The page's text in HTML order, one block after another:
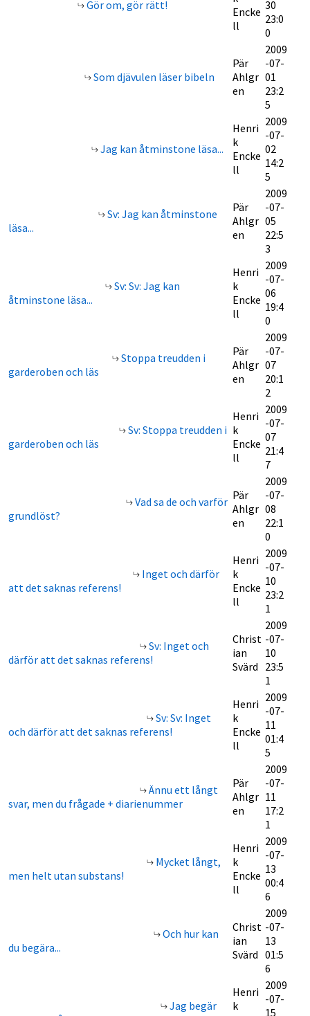
Gör om, gör rätt!
Encke
ll
30
23:0
0
Som djävulen läser bibeln
Pär
Ahlgr
en
2009
-07-
01
23:2
5
Jag kan åtminstone läsa...
Henri
k
Encke
ll
2009
-07-
02
14:2
5
Sv: Jag kan åtminstone
läsa...
Pär
Ahlgr
en
2009
-07-
05
22:5
3
Sv: Sv: Jag kan
åtminstone läsa...
Henri
k
Encke
ll
2009
-07-
06
19:4
0
Stoppa treudden i
garderoben och läs
Pär
Ahlgr
en
2009
-07-
07
20:1
2
Sv: Stoppa treudden i
garderoben och läs
Henri
k
Encke
ll
2009
-07-
07
21:4
7
Vad sa de och varför
grundlöst?
Pär
Ahlgr
en
2009
-07-
08
22:1
0
Inget och därför
att det saknas referens!
Henri
k
Encke
ll
2009
-07-
10
23:2
1
Sv: Inget och
därför att det saknas referens!
Christ
ian
Svärd
2009
-07-
10
23:5
1
Sv: Sv: Inget
och därför att det saknas referens!
Henri
k
Encke
ll
2009
-07-
11
01:4
5
Ännu ett långt
svar, men du frågade + diarienummer
Pär
Ahlgr
en
2009
-07-
11
17:2
1
Mycket långt,
men helt utan substans!
Henri
k
Encke
ll
2009
-07-
13
00:4
6
Och hur kan
du begära...
Christ
ian
Svärd
2009
-07-
13
01:5
6
Jag begär
Henri
k
2009
-07-
15